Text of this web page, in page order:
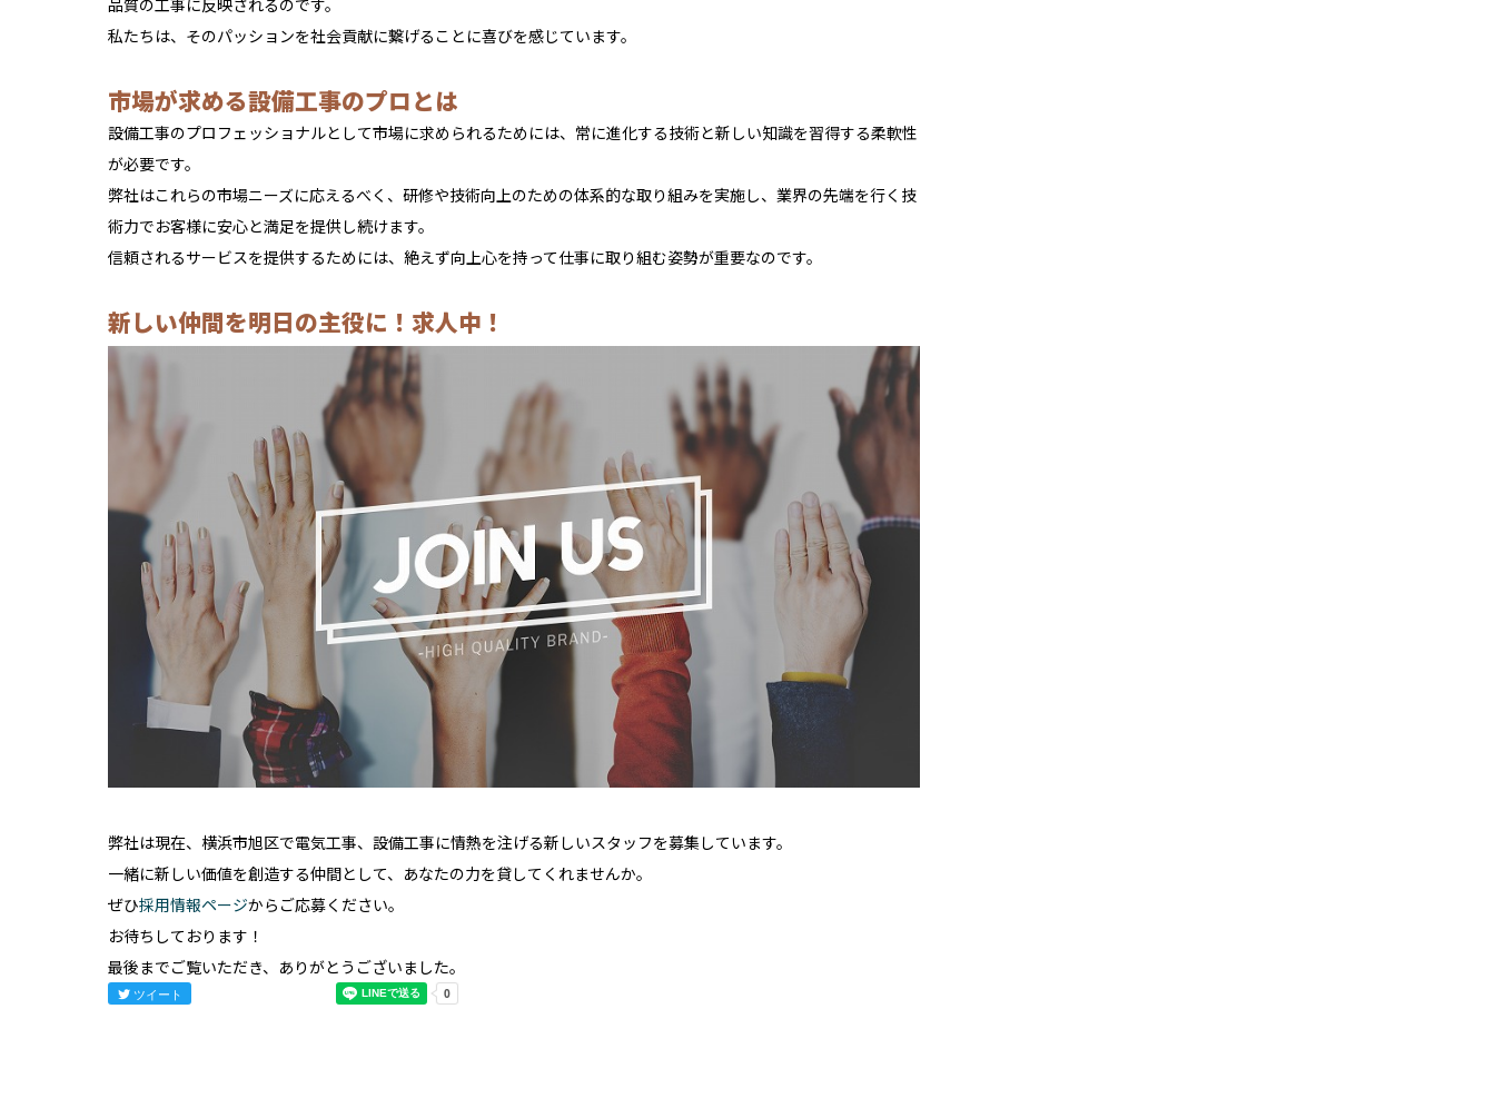
品質の工事に反映されるのです。
私たちは、そのパッションを社会貢献に繋げることに喜びを感じています。
市場が求める設備工事のプロとは
設備工事のプロフェッショナルとして市場に求められるためには、常に進化する技術と新しい知識を習得する柔軟性
が必要です。
弊社はこれらの市場ニーズに応えるべく、研修や技術向上のための体系的な取り組みを実施し、業界の先端を行く技
術力でお客様に安心と満足を提供し続けます。
信頼されるサービスを提供するためには、絶えず向上心を持って仕事に取り組む姿勢が重要なのです。
新しい仲間を明日の主役に！求人中！
弊社は現在、横浜市旭区で電気工事、設備工事に情熱を注げる新しいスタッフを募集しています。
一緒に新しい価値を創造する仲間として、あなたの力を貸してくれませんか。
ぜひ採用情報ページからご応募ください。
お待ちしております！
最後までご覧いただき、ありがとうございました。
ツイート